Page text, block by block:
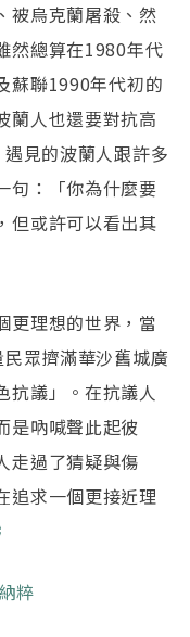
被烏克蘭屠殺、然
然總算在1980年代
蘇聯1990年代初的
蘭人也還要對抗高
見的波蘭人跟許多
句：「你為什麼要
但或許可以看出其
更理想的世界，當
眾擠滿華沙舊城廣
抗議」。在抗議人
是吶喊聲此起彼
走過了猜疑與傷
追求一個更接近理
納粹